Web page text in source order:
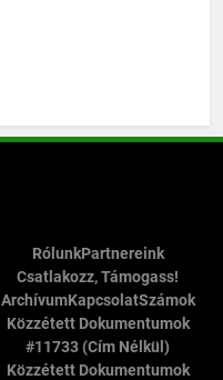
RólunkPartnereink
Csatlakozz, Támogass!
ArchívumKapcsolatSzámok
Közzétett Dokumentumok
#11733 (cím Nélkül)
Közzétett Dokumentumok